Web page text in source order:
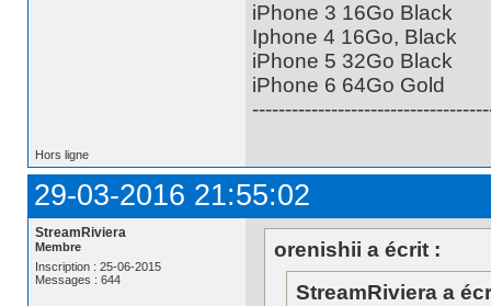
iPhone 3 16Go Black
Iphone 4 16Go, Black
iPhone 5 32Go Black
iPhone 6 64Go Gold
Hors ligne
29-03-2016 21:55:02
StreamRiviera
Membre
Inscription : 25-06-2015
Messages : 644
orenishii a écrit :
StreamRiviera a